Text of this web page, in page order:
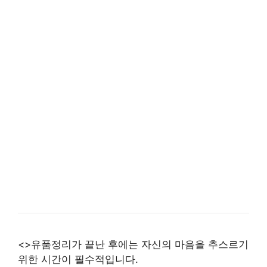
<>유품정리가 끝난 후에는 자신의 마음을 추스르기
위한 시간이 필수적입니다.